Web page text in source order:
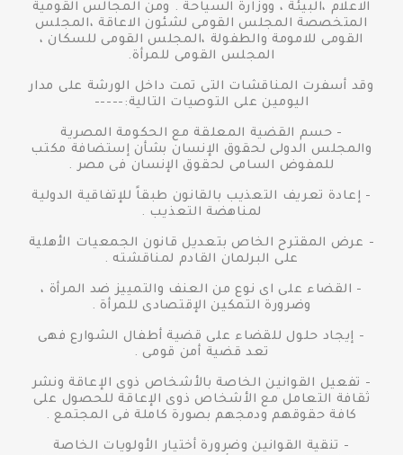
الاعلام ،البيئة ، ووزارة السياحة . ومن المجالس القومية
المتخصصة المجلس القومى لشئون الاعاقة ،المجلس
القومى للامومة والطفولة ،المجلس القومى للسكان ،
المجلس القومى للمرأة.
وقد أسفرت المناقشات التى تمت داخل الورشة على مدار
اليومين على التوصيات التالية:-----
- حسم القضية المعلقة مع الحكومة المصرية
والمجلس الدولى لحقوق الإنسان بشأن إستضافة مكتب
للمفوض السامى لحقوق الإنسان فى مصر .
- إعادة تعريف التعذيب بالقانون طبقاً للإتفاقية الدولية
لمناهضة التعذيب .
- عرض المقترح الخاص بتعديل قانون الجمعيات الأهلية
على البرلمان القادم لمناقشته .
- القضاء على اى نوع من العنف والتمييز ضد المرأة ،
وضرورة التمكين الإقتصادى للمرأة .
- إيجاد حلول للقضاء على قضية أطفال الشوارع فهى
تعد قضية أمن قومى .
- تفعيل القوانين الخاصة بالأشخاص ذوى الإعاقة ونشر
ثقافة التعامل مع الأشخاص ذوى الإعاقة للحصول على
كافة حقوقهم ودمجهم بصورة كاملة فى المجتمع .
- تنقية القوانين وضرورة أختيار الأولويات الخاصة